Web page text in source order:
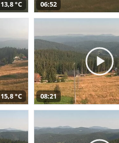
13,8 °C 06:52
15,8 °C 08:21